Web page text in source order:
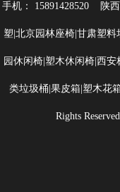
手机： 15891428520 陕
塑|北京园林座椅|甘肃塑
园休闲椅|塑木休闲椅|西
类垃圾桶|果皮箱|塑木花
Rights